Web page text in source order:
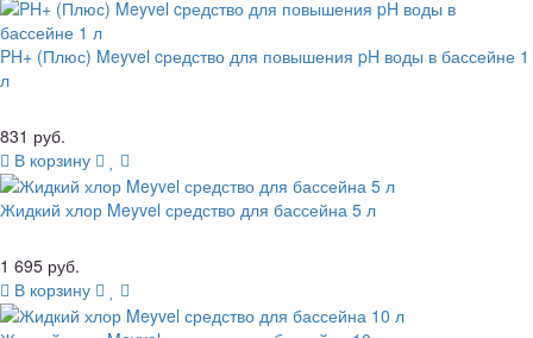
PH+ (Плюс) Meyvel cредство для повышения pH воды в бассейне 1
л
831 руб.
В корзину
Жидкий хлор Meyvel средство для бассейна 5 л
1 695 руб.
В корзину